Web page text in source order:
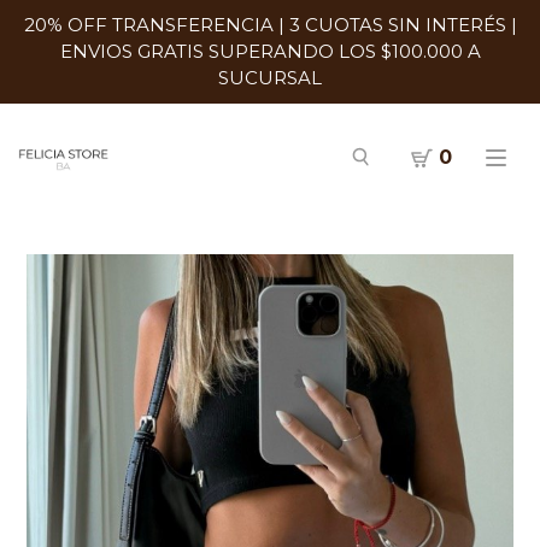
20% OFF TRANSFERENCIA | 3 CUOTAS SIN INTERÉS |
ENVIOS GRATIS SUPERANDO LOS $100.000 A
SUCURSAL
0